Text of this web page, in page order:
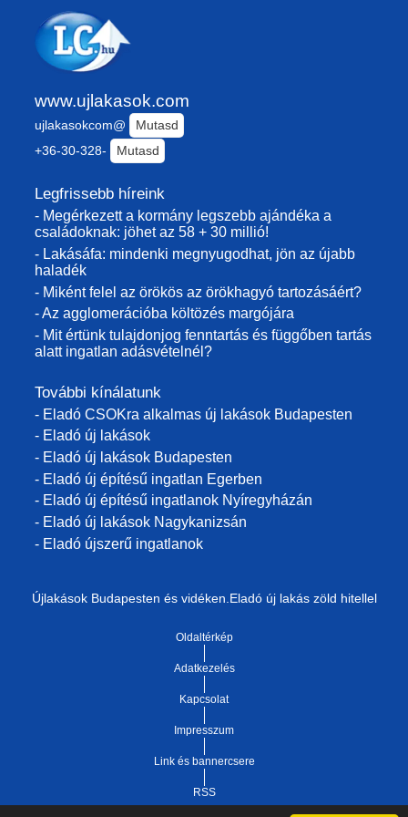
www.ujlakasok.com
ujlakasokcom@
Mutasd
+36-30-328-
Mutasd
Legfrissebb híreink
- Megérkezett a kormány legszebb ajándéka a
családoknak: jöhet az 58 + 30 millió!
- Lakásáfa: mindenki megnyugodhat, jön az újabb
haladék
- Miként felel az örökös az örökhagyó tartozásáért?
- Az agglomerációba költözés margójára
- Mit értünk tulajdonjog fenntartás és függőben tartás
alatt ingatlan adásvételnél?
További kínálatunk
- Eladó CSOKra alkalmas új lakások Budapesten
- Eladó új lakások
- Eladó új lakások Budapesten
- Eladó új építésű ingatlan Egerben
- Eladó új építésű ingatlanok Nyíregyházán
- Eladó új lakások Nagykanizsán
- Eladó újszerű ingatlanok
Újlakások Budapesten és vidéken.Eladó új lakás zöld hitellel
Oldaltérkép
Adatkezelés
Kapcsolat
Impresszum
Link és bannercsere
RSS